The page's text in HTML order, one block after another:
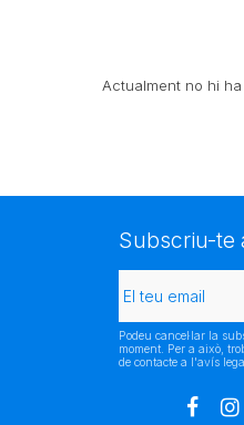
Actualment no hi
Subscriu-te
Podeu cancel·lar la
moment. Per a això,
de contacte a l'avís